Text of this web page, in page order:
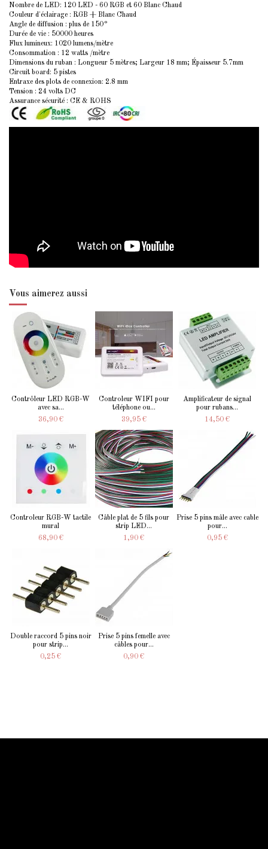
Nombre de LED: 120 LED - 60 RGB et 60 Blanc Chaud
Couleur d'éclairage : RGB + Blanc Chaud
Angle de diffusion : plus de 150°
Durée de vie : 50000 heures
Flux lumineux: 1020 lumens/mètre
Consommation : 12 watts /mètre
Dimensions du ruban : Longueur 5 mètres; Largeur 18 mm; Épaisseur 5.7mm
Circuit board: 5 pistes
Entraxe des plots de connexion: 2.8 mm
Tension : 24 volts DC
Assurance sécurité : CE & ROHS
Vous aimerez aussi
Contrôleur LED RGB-W
avec sa...
36,90 €
Controleur WIFI pour
téléphone ou...
39,95 €
Amplificateur de signal
pour rubans...
14,50 €
Controleur RGB-W tactile
mural
68,90 €
Câble plat de 5 fils pour
strip LED...
1,90 €
Prise 5 pins mâle avec cable
pour...
0,95 €
Double raccord 5 pins noir
pour strip...
0,25 €
Prise 5 pins femelle avec
câbles pour...
0,90 €